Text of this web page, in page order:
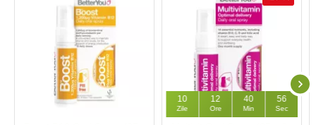
10
Zile
12
Ore
40
Min
56
Sec